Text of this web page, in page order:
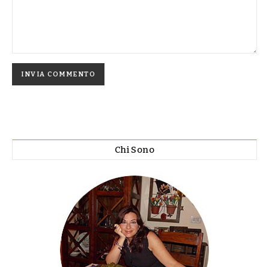
Chi Sono